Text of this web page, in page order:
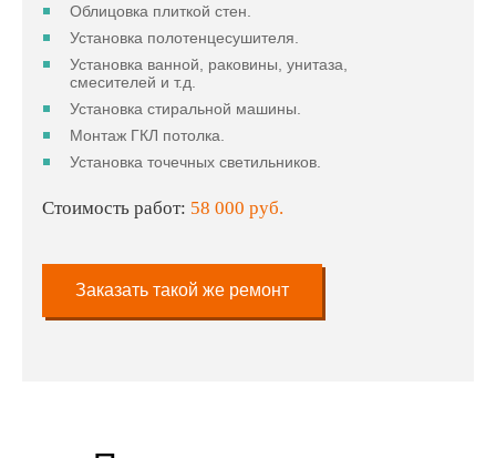
Облицовка плиткой стен.
Установка полотенцесушителя.
Установка ванной, раковины, унитаза,
смесителей и т.д.
Установка стиральной машины.
Монтаж ГКЛ потолка.
Установка точечных светильников.
Стоимость работ: 58 000 руб.
Заказать такой же ремонт